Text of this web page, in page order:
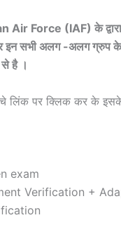
Air Force (IAF) के द्वारा
इन सभी अलग -अलग ग्रुप
से है ।
लिंक पर क्लिक कर के
exam
Verification +